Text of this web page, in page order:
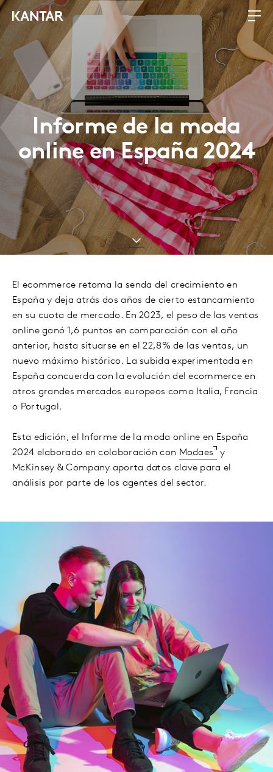
Informe de la moda
online en España 2024
El ecommerce retoma la senda del crecimiento en
España y deja atrás dos años de cierto estancamiento
en su cuota de mercado. En 2023, el peso de las ventas
online ganó 1,6 puntos en comparación con el año
anterior, hasta situarse en el 22,8% de las ventas, un
nuevo máximo histórico. La subida experimentada en
España concuerda con la evolución del ecommerce en
otros grandes mercados europeos como Italia, Francia
o Portugal.
Esta edición, el Informe de la moda online en España
2024 elaborado en colaboración con Modaes
y
McKinsey & Company aporta datos clave para el
análisis por parte de los agentes del sector.